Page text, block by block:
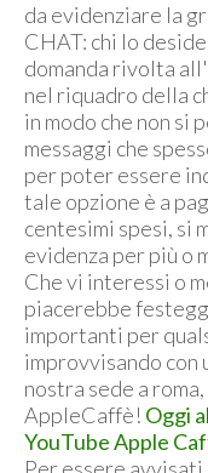
da evidenziare la
CHAT: chi lo
domanda rivolta
nel riquadro della
in modo che non si
messaggi che
per poter essere
tale opzione è a
centesimi spesi, si
evidenza per più o
Che vi interessi o
piacerebbe
importanti per
improvvisando
nostra sede a
AppleCaffè! Oggi
YouTube Apple